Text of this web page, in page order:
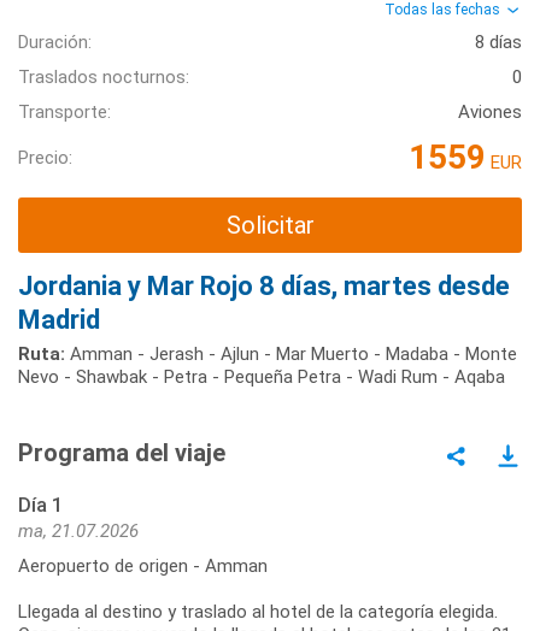
Todas las fechas
Duración:
8 días
Traslados nocturnos:
0
Transporte:
Aviones
Precio: 1559 EUR
Solicitar
Jordania y Mar Rojo 8 días, martes desde
Madrid
Ruta: Amman - Jerash - Ajlun - Mar Muerto - Madaba - Monte
Nevo - Shawbak - Petra - Pequeña Petra - Wadi Rum - Aqaba
Programa del viaje
Día 1
ma, 21.07.2026
Aeropuerto de origen - Amman
Llegada al destino y traslado al hotel de la categoría elegida.